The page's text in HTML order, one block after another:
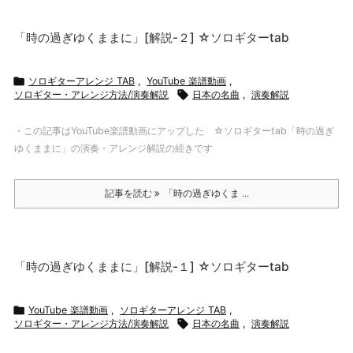
「時の過ぎゆくままに」[解説-２] ☆ソロギターtab
 ソロギターアレンジ TAB , YouTube 楽譜動画 ,
ソロギター・アレンジ方法/演奏解説
 日本の名曲 , 演奏解説
・この記事はYouTube楽譜動画にアップした ☆ソロギターtab「時の過ぎ
ゆくままに」の演奏・アレンジ解説の続きです
記事を読む 「時の過ぎゆくま ...
「時の過ぎゆくままに」[解説-１] ☆ソロギターtab
 YouTube 楽譜動画 , ソロギターアレンジ TAB ,
ソロギター・アレンジ方法/演奏解説
 日本の名曲 , 演奏解説